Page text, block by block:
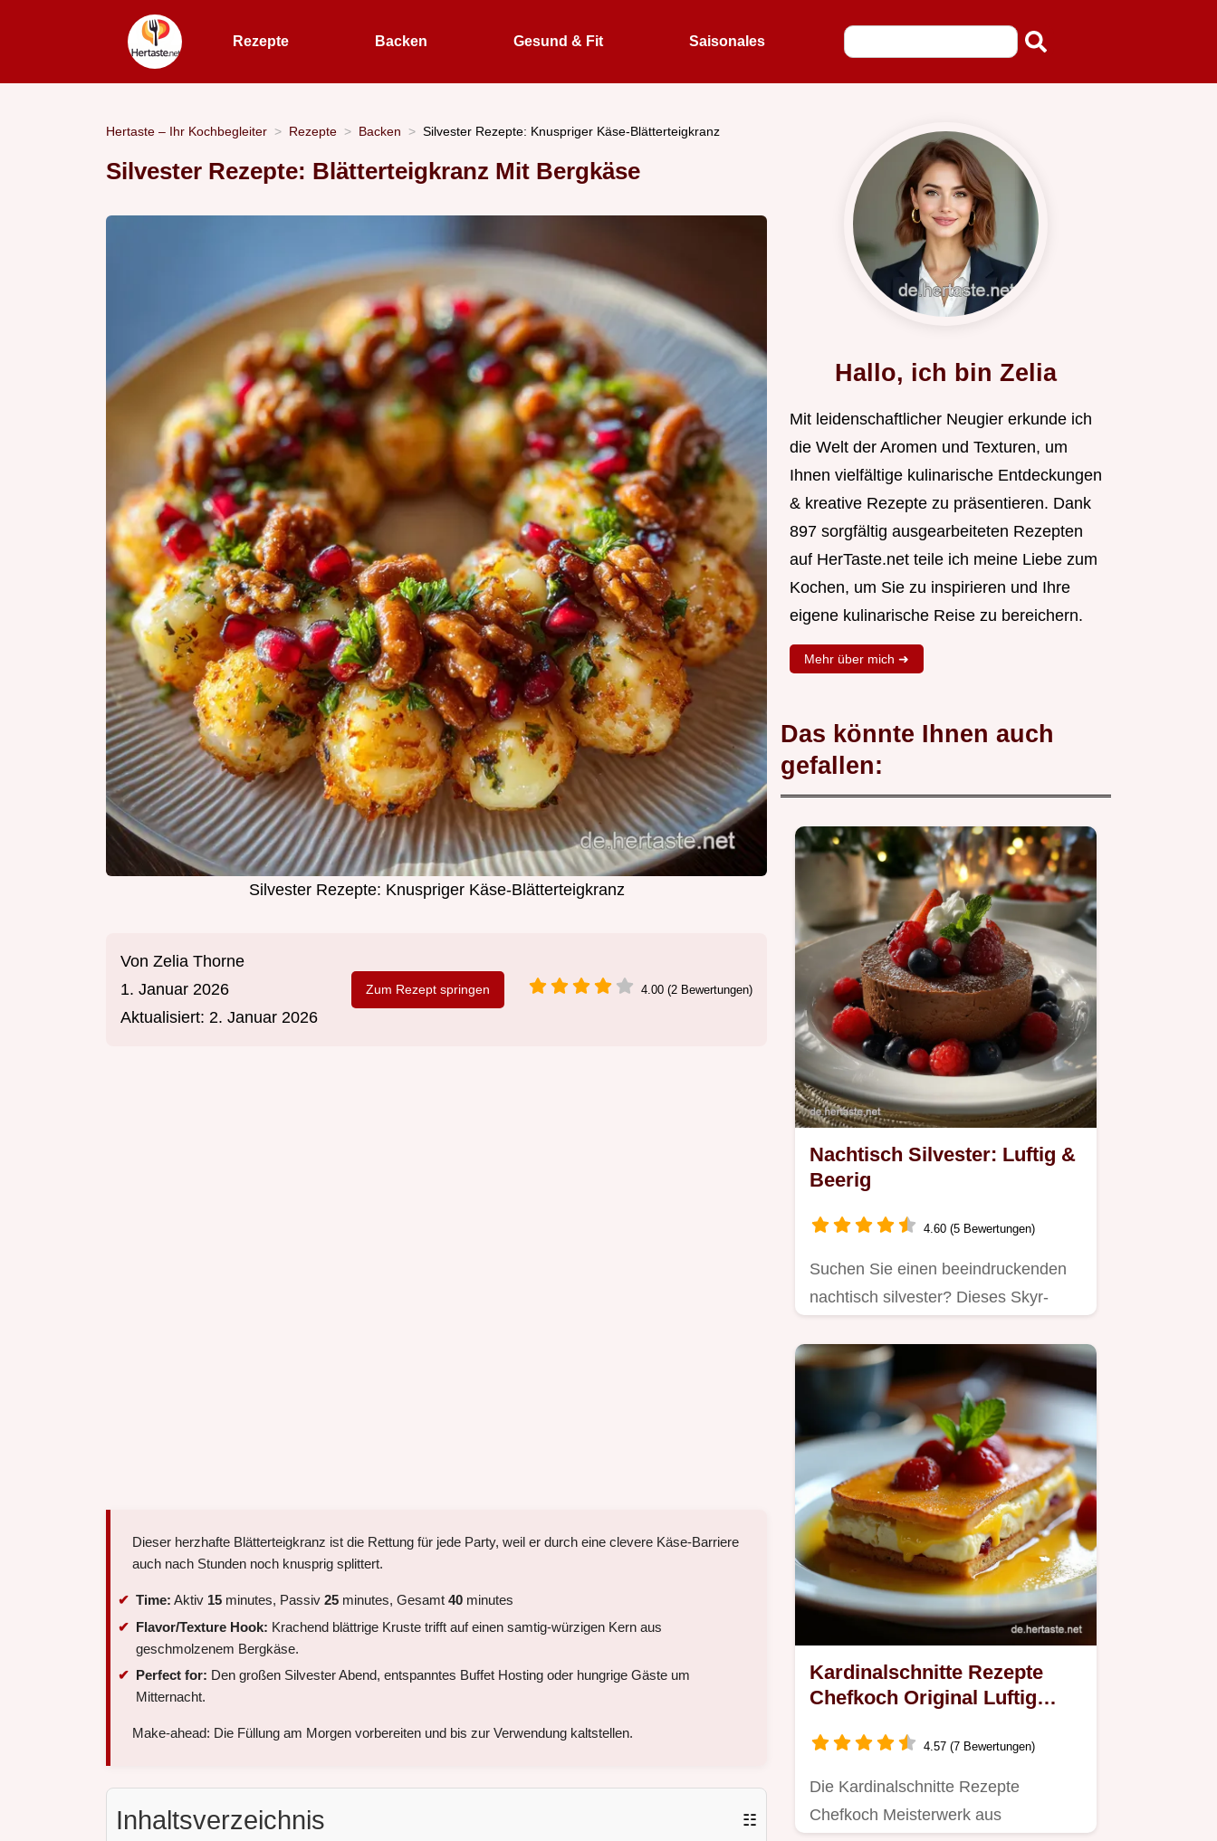
Rezepte Backen Gesund & Fit Saisonales
Hertaste – Ihr Kochbegleiter Rezepte Backen Silvester Rezepte: Knuspriger Käse-Blätterteigkranz
Silvester Rezepte: Blätterteigkranz Mit Bergkäse
Silvester Rezepte: Knuspriger Käse-Blätterteigkranz
Von Zelia Thorne
1. Januar 2026
Aktualisiert: 2. Januar 2026
Zum Rezept springen 4.00 (2 Bewertungen)
Dieser herzhafte Blätterteigkranz ist die Rettung für jede Party, weil er durch eine clevere Käse-Barriere
auch nach Stunden noch knusprig splittert.
Time: Aktiv 15 minutes, Passiv 25 minutes, Gesamt 40 minutes
Flavor/Texture Hook: Krachend blättrige Kruste trifft auf einen samtig-würzigen Kern aus
geschmolzenem Bergkäse.
Perfect for: Den großen Silvester Abend, entspanntes Buffet Hosting oder hungrige Gäste um
Mitternacht.
Make-ahead: Die Füllung am Morgen vorbereiten und bis zur Verwendung kaltstellen.
Inhaltsverzeichnis ☷
Hallo, ich bin Zelia
Mit leidenschaftlicher Neugier erkunde ich
die Welt der Aromen und Texturen, um
Ihnen vielfältige kulinarische Entdeckungen
& kreative Rezepte zu präsentieren. Dank
897 sorgfältig ausgearbeiteten Rezepten
auf HerTaste.net teile ich meine Liebe zum
Kochen, um Sie zu inspirieren und Ihre
eigene kulinarische Reise zu bereichern.
Mehr über mich ➜
Das könnte Ihnen auch
gefallen:
Nachtisch Silvester: Luftig &
Beerig
4.60 (5 Bewertungen)
Suchen Sie einen beeindruckenden
nachtisch silvester? Dieses Skyr-
Kardinalschnitte Rezepte
Chefkoch Original Luftig
Mehlspeise
4.57 (7 Bewertungen)
Die Kardinalschnitte Rezepte
Chefkoch Meisterwerk aus